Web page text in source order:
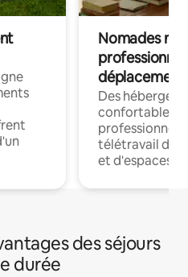
Nomades
déplacement
Des
confortables
professionnels
télétravail
et d'espaces
des séjours
durée